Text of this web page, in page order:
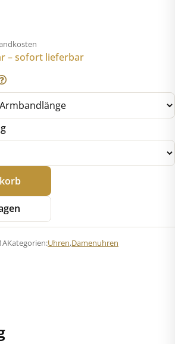
– sofort lieferbar
Kategorien:Uhren,Damenuhren